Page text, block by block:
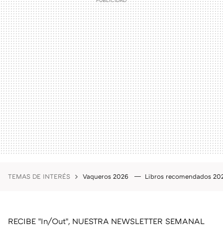
TEMAS DE INTERÉS Vaqueros 2026 Libros recomendados
RECIBE "In/Out", NUESTRA NEWSLETTER SEMANAL